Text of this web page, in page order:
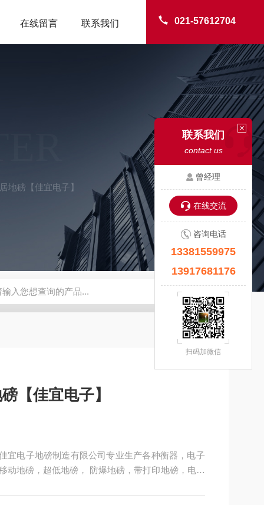
021-57612704
在线留言 联系我们
地磅【佳宜电子】
】 钢瓶秤 云南电子秤厂家 钢瓶电子秤 无
【佳宜电子】
宜电子地磅制造有限公司专业生产各种衡器，电子
动地磅，超低地磅， 防爆地磅，带打印地磅，电子
联系我们
contact us
曾经理
在线交流
咨询电话
13381559975
13917681176
扫码加微信